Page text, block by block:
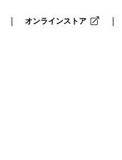
| オンラインストア |